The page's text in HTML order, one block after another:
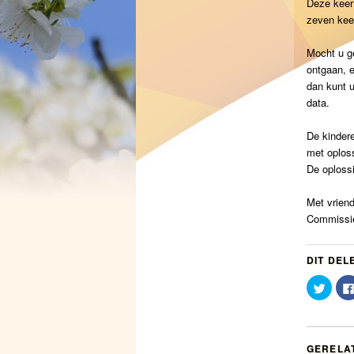
zeven
Mocht u
ontgaan,
dan kunt
data.
De
met
De
Met
DIT
Klik
om
in